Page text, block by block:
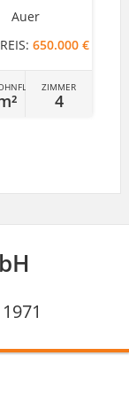
Auer
650.000 €
ZIMMER
4